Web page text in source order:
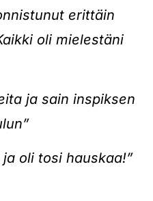
erittäin
oli mielestäni
ja sain inspiksen
oli tosi hauskaa!”